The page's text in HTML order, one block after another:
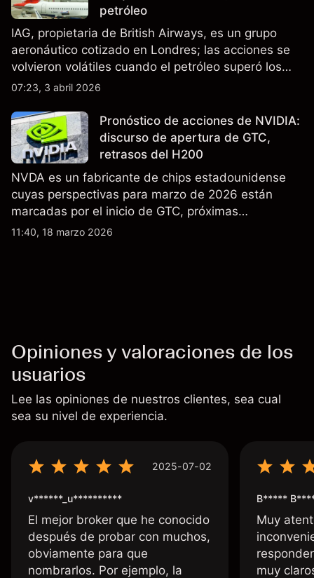
petróleo
IAG, propietaria de British Airways, es un grupo
aeronáutico cotizado en Londres; las acciones se
volvieron volátiles cuando el petróleo superó los
$105 y los cierres del espacio aéreo de Oriente
no es un indicador fiable de resultados futuros..
07:23, 3 abril 2026
Pronóstico de acciones de NVIDIA:
discurso de apertura de GTC,
retrasos del H200
NVDA es un fabricante de chips estadounidense
cuyas perspectivas para marzo de 2026 están
marcadas por el inicio de GTC, próximas
actualizaciones de productos y la incertidumbre
11:40, 18 marzo 2026
Opiniones y valoraciones de los
usuarios
Lee las opiniones de nuestros clientes, sea cual
sea su nivel de experiencia.
2025-07-02
v******_u**********
El mejor broker que he conocido
después de probar con muchos,
obviamente para que
nombrarlos. Por ejemplo, la
B*****
Muy
muy